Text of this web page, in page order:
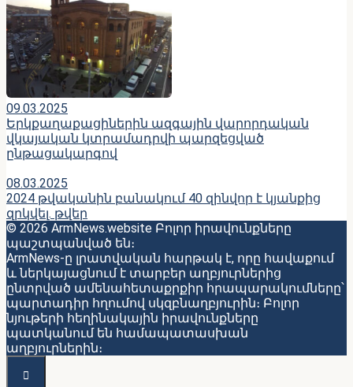
09.03.2025
Երկքաղաքացիներին ազգային վարորդական
վկայական կտրամադրվի պարզեցված
ընթացակարգով
08.03.2025
2024 թվականին բանակում 40 զինվոր է կյանքից
զրկվել. թվեր
© 2026 ArmNews.website Բոլոր իրավունքները
պաշտպանված են։
ArmNews-ը լրատվական հարթակ է, որը հավաքում
և ներկայացնում է տարբեր աղբյուրներից
ընտրված ամենահետաքրքիր հրապարակումները՝
պարտադիր հղումով սկզբնաղբյուրին։ Բոլոր
նյութերի հեղինակային իրավունքները
պատկանում են համապատասխան
աղբյուրներին։